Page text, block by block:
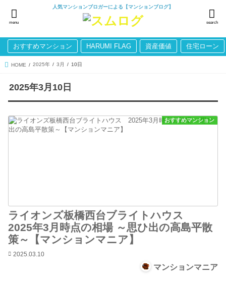
人気マンションブロガーによる【マンションブログ】
search
menu
おすすめマンション HARUMI FLAG 資産価値 住宅ローン
HOME 2025年 3月 10日
2025年3月10日
おすすめマンション
ライオンズ板橋西台ブライトハウス
2025年3月時点の相場 ～思ひ出の高島平散
策～【マンションマニア】
2025.03.10
マンションマニア